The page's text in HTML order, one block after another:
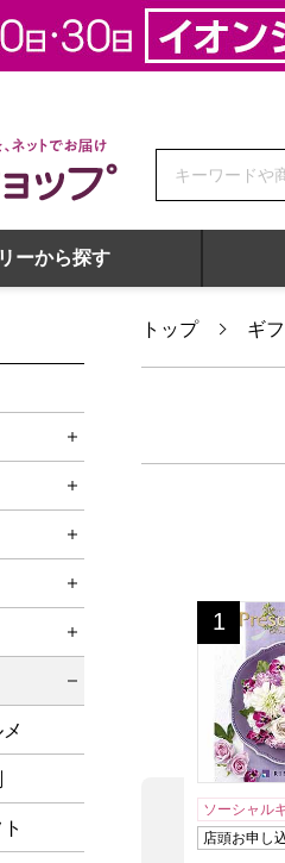
でお届け イオンショップ
ーから探す
トップ ギ
前の商品
プレゼ
1
位
ソーシャル
店頭お申し
詳細を開く
詳細を開く
詳細を開く
詳細を開く
詳細を開く